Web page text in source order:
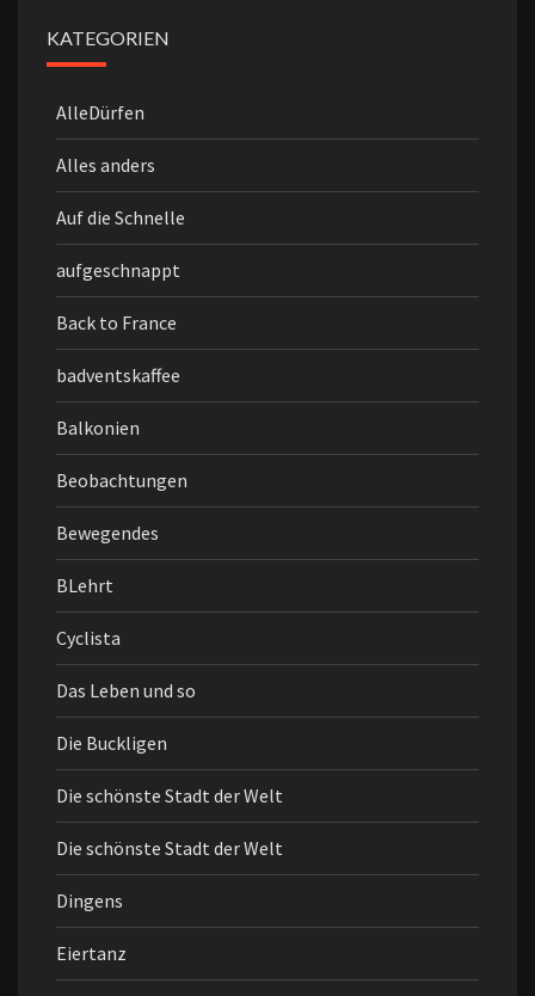
KATEGORIEN
AlleDürfen
Alles anders
Auf die Schnelle
aufgeschnappt
Back to France
badventskaffee
Balkonien
Beobachtungen
Bewegendes
BLehrt
Cyclista
Das Leben und so
Die Buckligen
Die schönste Stadt der Welt
Die schönste Stadt der Welt
Dingens
Eiertanz